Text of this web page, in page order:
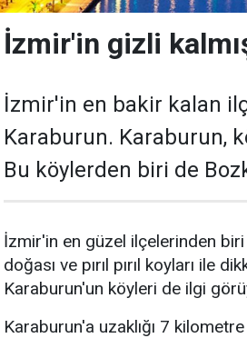
İzmir'in gizli
İzmir'in en bakir kalan
Karaburun. Karaburun,
Bu köylerden biri de
İzmir'in en güzel ilçelerinden
doğası ve pırıl pırıl koyları ile
Karaburun'un köyleri de ilgi
Karaburun'a uzaklığı 7